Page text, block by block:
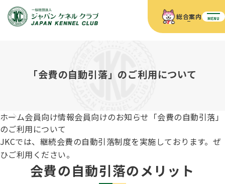
総合案内 MENU
JKCの活動内容
組織概要
血統証明書について
血統証明書の見かた
血統証明書・各種申請
ドッグショー 競技会スケジュール
ドッグショー
犬種紹介
新登録犬種のご紹介
JKC公認資格
JKC公認資格
「資格更新料の自動引落」のご利用について
刊行物
刊行物のご案内
お知らせ
ダウンロード FAQ
「会費の自動引落」のご利用について
ホーム会員向け情報会員向けのお知らせ 「会費の自動引落」
のご利用について
JKCでは、継続会費の自動引落制度を実施しております。ぜ
ひご利用ください。
会費の自動引落のメリット